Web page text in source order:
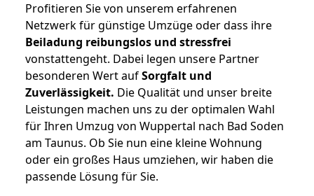
Profitieren Sie von unserem erfahrenen
Netzwerk für günstige Umzüge oder dass ihre
Beiladung reibungslos und stressfrei
vonstattengeht. Dabei legen unsere Partner
besonderen Wert aufSorgfalt und
Zuverlässigkeit. Die Qualität und unser breite
Leistungen machen uns zu der optimalen Wahl
für Ihren Umzug von Wuppertal nach Bad Soden
am Taunus. Ob Sie nun eine kleine Wohnung
oder ein großes Haus umziehen, wir haben die
passende Lösung für Sie.